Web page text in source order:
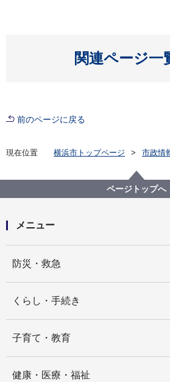
関連ページ一
開く
前のページに戻る
現在位置 横浜市トップページ
市政情
人口・世帯
毎月（最新）の人口
推計人
ページトップへ
メニュー
防災・救急
くらし・手続き
子育て・教育
健康・医療・福祉